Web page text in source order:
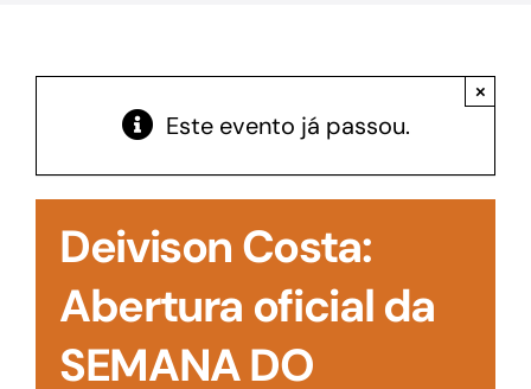
Acesso à InformaçãoEste evento já passou.
×
Deivison Costa:
Abertura oficial da
SEMANA DO